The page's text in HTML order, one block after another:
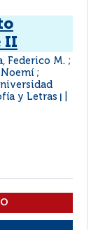
II
Federico M. ;
;
y Letras